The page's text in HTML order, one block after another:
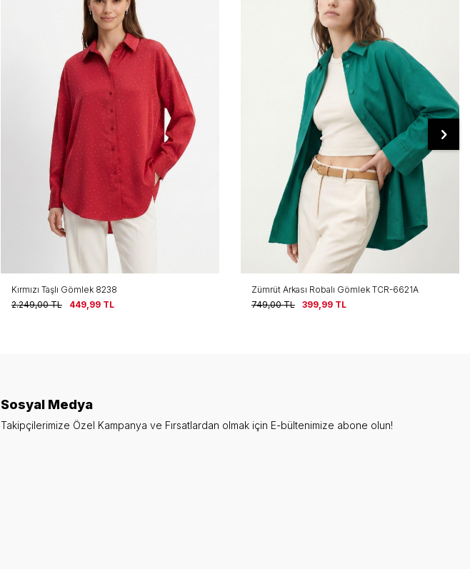
Kırmızı Taşlı Gömlek 8238
2.249,00TL 449,99 TL
Zümrüt Arkası Robalı Gömlek TCR-6621A
749,00TL 399,99 TL
Sosyal Medya
Takipçilerimize Özel Kampanya ve Fırsatlardan olmak için E-bültenimize abone olun!